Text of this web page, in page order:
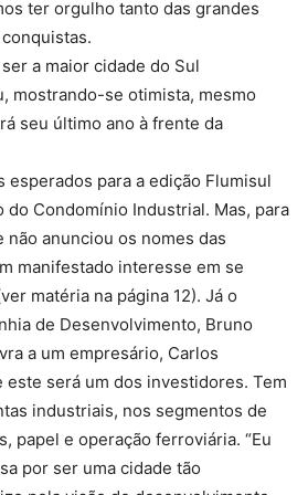
ter orgulho tanto das grandes
a maior cidade do Sul
mostrando-se otimista, mesmo
seu último ano à frente da
esperados para a edição Flumisul
do Condomínio Industrial. Mas, para
não anunciou os nomes das
manifestado interesse em se
matéria na página 12). Já o
de Desenvolvimento, Bruno
a um empresário, Carlos
este será um dos investidores. Tem
industriais, nos segmentos de
papel e operação ferroviária. “Eu
por ser uma cidade tão